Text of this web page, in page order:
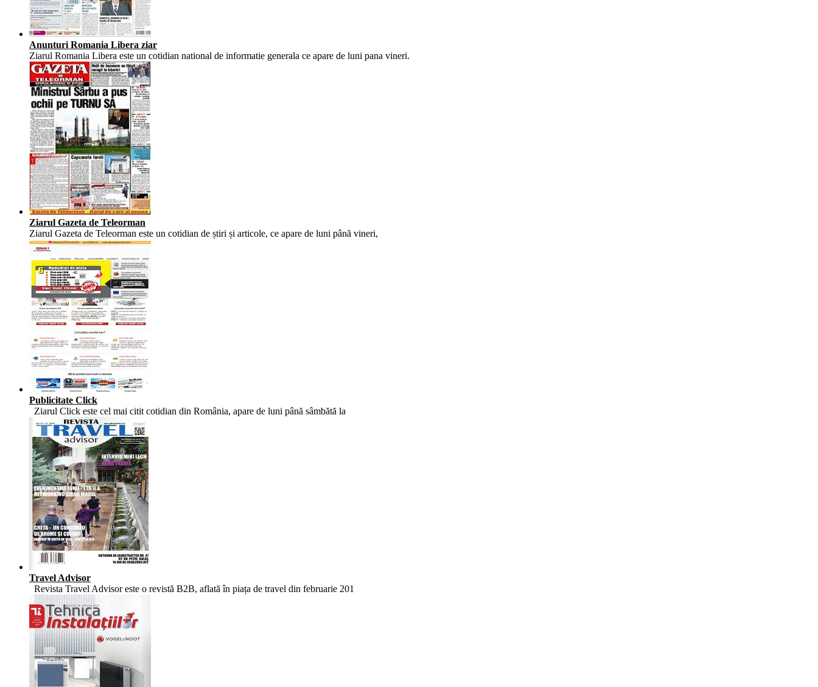
Anunturi Romania Libera ziar
Ziarul Romania Libera este un cotidian national de informatie generala ce apare de luni pana vineri.
Ziarul Gazeta de Teleorman
Ziarul Gazeta de Teleorman este un cotidian de știri și articole, ce apare de luni până vineri,
Publicitate Click
Ziarul Click este cel mai citit cotidian din România, apare de luni până sâmbătă la
Travel Advisor
Revista Travel Advisor este o revistă B2B, aflată în piața de travel din februarie 201